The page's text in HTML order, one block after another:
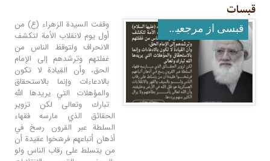
قبسات
قبسی از مرجعیت عالیقدر
وقفت السيدة الزهراء (ع) من
أول يوم لانقلاب الأمة لتكشف
الانحراف ولتوقظ الناس من
غفلتهم وترشدهم إلى الإمام
الحق، وأن القيادة لا تكون
بالادعاءات وإنما بالاستحقاق
والمؤهلات التي يريدها الله
تبارك وتعالى لكن تزوير
الحقائق الذي مارسه فقهاء
السلطة عبر القرون رسخ في
أذهان أتباعهم فرسّخوا عقيدة أن
من يتسلط على رقاب الناس ولو